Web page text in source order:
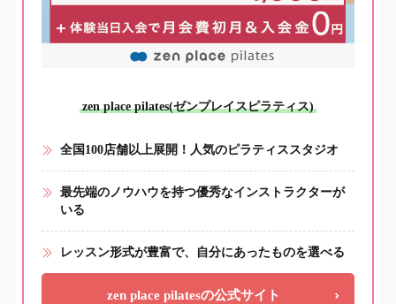
zen place pilates(ゼンプレイスピラティス)
全国100店舗以上展開！人気のピラティススタジオ
最先端のノウハウを持つ優秀なインストラクターが
いる
レッスン形式が豊富で、自分にあったものを選べる
zen place pilatesの公式サイト